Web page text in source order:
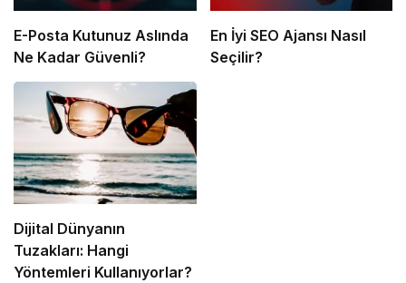
E-Posta Kutunuz Aslında
Ne Kadar Güvenli?
En İyi SEO Ajansı Nasıl
Seçilir?
Dijital Dünyanın
Tuzakları: Hangi
Yöntemleri Kullanıyorlar?